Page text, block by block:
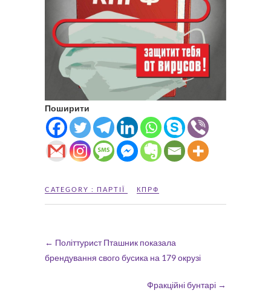
Поширити
CATEGORY : ПАРТІЇ КПРФ
← Політтурист Пташник показала
брендування свого бусика на 179 окрузі
Фракційні бунтарі →